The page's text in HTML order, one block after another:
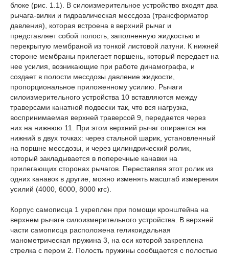
блоке (рис. 1.1). В силоизмерительное устройство входят два
рычага-вилки и гидравлическая мессдоза (трансформатор
давления), которая встроена в верхний рычаг и
представляет собой полость, заполненную жидкостью и
перекрытую мембраной из тонкой листовой латуни. К нижней
стороне мембраны прилегает поршень, который передает на
нее усилия, возникающие при работе динамографа, и
создает в полости мессдозы давление жидкости,
пропорциональное приложенному усилию. Рычаги
силоизмерительного устройства 10 вставляются между
траверсами канатной подвески так, что вся нагрузка,
воспринимаемая верхней траверсой 9, передается через
них на нижнюю 11. При этом верхний рычаг опирается на
нижний в двух точках: через стальной шарик, установленный
на поршне мессдозы, и через цилиндрический ролик,
который закладывается в поперечные канавки на
прилегающих сторонах рычагов. Переставляя этот ролик из
одних канавок в другие, можно изменять масштаб измерения
усилий (4000, 6000, 8000 кгс).
Корпус самописца 1 укреплен при помощи кронштейна на
верхнем рычаге силоизмерительного устройства. В верхней
части самописца расположена геликоидальная
манометрическая пружина 3, на оси которой закреплена
стрелка с пером 2
Полость пружины сообщается с полостью